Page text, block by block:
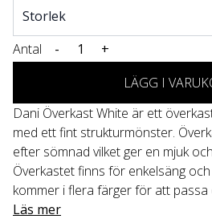
Antal -
+
LÄGG I
Dani Överkast White är ett
med ett fint strukturmönster.
efter sömnad vilket ger en mjuk
Överkastet finns för enkelsäng
kommer i flera färger för att passa
Läs mer